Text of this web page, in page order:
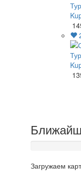
Загружаем